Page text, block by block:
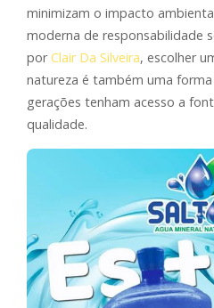
minimizam o impacto
moderna de responsabilidade
porClair Da Silveira, escolher
natureza é também uma
gerações tenham acesso a
qualidade.